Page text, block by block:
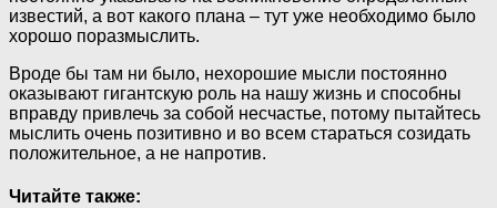
известий, а вот какого плана – тут уже необходимо было
хорошо поразмыслить.
Вроде бы там ни было, нехорошие мысли постоянно
оказывают гигантскую роль на нашу жизнь и способны
вправду привлечь за собой несчастье, потому пытайтесь
мыслить очень позитивно и во всем стараться созидать
положительное, а не напротив.
Читайте также: